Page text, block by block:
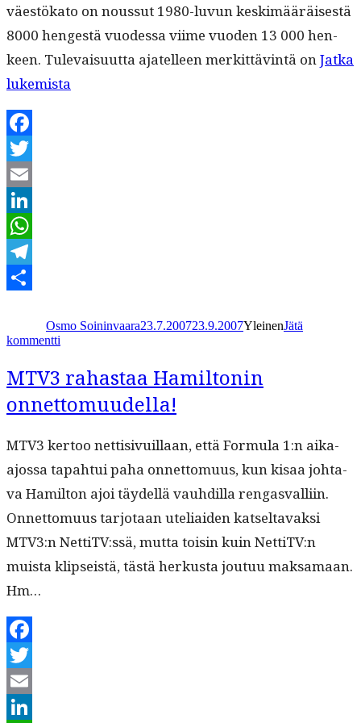
väestöka­to on nous­sut 1980-luvun keskimääräis­es­tä
8000 hengestä vuodessa viime vuo­den 13 000 hen­
keen. Tule­vaisu­ut­ta ajatelleen merkit­täv­in­tä onJat­ka
lukemista
Facebook
Twitter
Email
LinkedIn
WhatsApp
Telegram
Osmo Soininvaara23.7.200723.9.2007YleinenJätä
kommentti
pudotuspeli
MTV3 rahastaa Hamiltonin
onnettomuudella!
MTV3 ker­too net­ti­sivuil­laan, että For­mu­la 1:n aika-
ajos­sa tapah­tui paha onnet­to­muus, kun kisaa johta­
va Hamil­ton ajoi täy­del­lä vauhdil­la ren­gas­val­li­in.
Onnet­to­muus tar­jo­taan uteliaiden kat­seltavak­si
MTV3:n NettiTV:ssä, mut­ta toisin kuin NettiTV:n
muista klip­seistä, tästä herkus­ta joutuu mak­samaan.
Hm…
Facebook
Twitter
Email